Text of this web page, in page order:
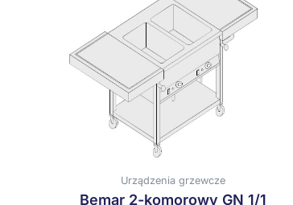
Urządzenia grzewcze
Bemar 2-komorowy GN 1/1
wiele
wariantów.
Opcje
stronie
produktu